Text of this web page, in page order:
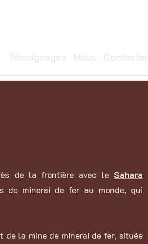
Témoignages Nous Contacter
de la frontière avec le Sahara
de minerai de fer au monde, qui
la mine de minerai de fer, située